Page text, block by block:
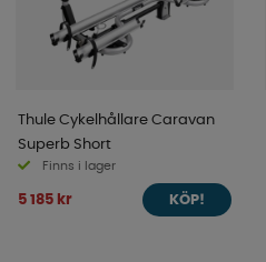
Thule Cykelhållare Caravan
Superb Short
Finns i lager
5 185 kr KÖP!